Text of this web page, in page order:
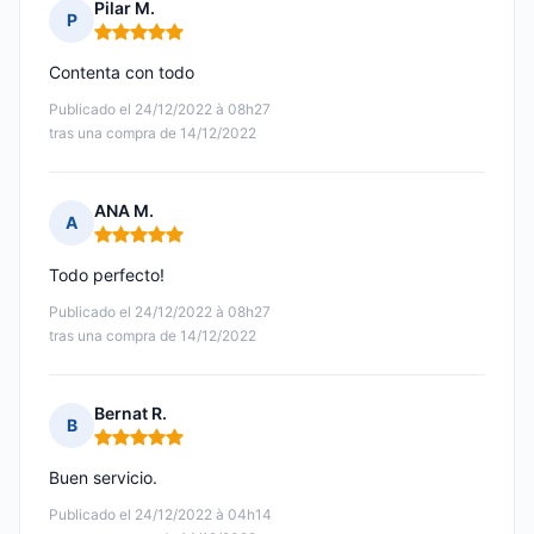
P
Pilar M.
Nota: 5 de 5
Publicado el 24/12/2022 à 08h27
tras una compra de 14/12/2022
Contenta con todo
A
ANA M.
Nota: 5 de 5
Publicado el 24/12/2022 à 08h27
tras una compra de 14/12/2022
Todo perfecto!
B
Bernat R.
Nota: 5 de 5
Publicado el 24/12/2022 à 04h14
Buen servicio.